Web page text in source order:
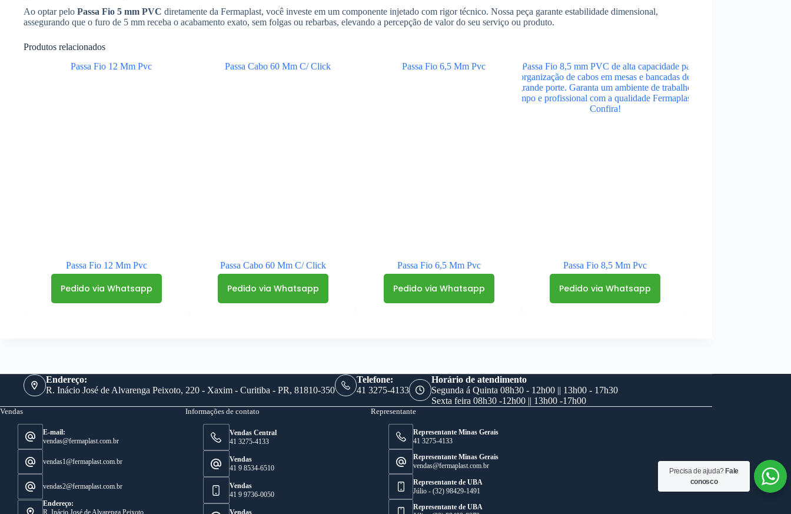
Ao optar pelo Passa Fio 5 mm PVC diretamente da Fermaplast, você investe em um componente injetado com rigor técnico. Nossa peça garante estabilidade dimensional,
assegurando que o furo de 5 mm receba o acabamento exato, sem folgas ou rebarbas, elevando a percepção de valor do seu serviço ou produto.
Produtos relacionados
Passa Fio 12 Mm Pvc
Pedido via Whatsapp
Passa Cabo 60 Mm C/ Click
Pedido via Whatsapp
Passa Fio 6,5 Mm Pvc
Pedido via Whatsapp
Passa Fio 8,5 Mm Pvc
Pedido via Whatsapp
Endereço:
R. Inácio José de Alvarenga Peixoto, 220 - Xaxim - Curitiba - PR, 81810-350
Telefone:
41 3275-4133
Horário de atendimento
Segunda á Quinta 08h30 - 12h00 || 13h00 - 17h30
Sexta feira 08h30 -12h00 || 13h00 -17h00
Vendas
E-mail:
vendas@fermaplast.com.br
vendas1@fermaplast.com.br
vendas2@fermaplast.com.br
Endereço:
R. Inácio José de Alvarenga Peixoto,
Informações de contato
Vendas Central
41 3275-4133
Vendas
41 9 8534-6510
Vendas
41 9 9736-0050
Vendas
Representante
Representante Minas Gerais
41 3275-4133
Representante Minas Gerais
vendas@fermaplast.com.br
Representante de UBA
Júlio - (32) 98429-1491
Representante de UBA
Precisa de ajuda? Fale
conosco